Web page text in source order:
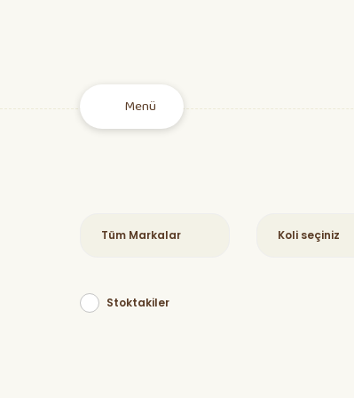
Menü
Stoktakiler